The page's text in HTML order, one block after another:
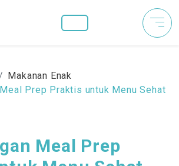
Makanan Enak
Prep Praktis untuk Menu Sehat
Meal Prep